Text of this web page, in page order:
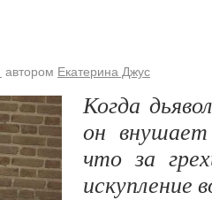
автором Екатерина Джус
Когда
он
что за
искупление